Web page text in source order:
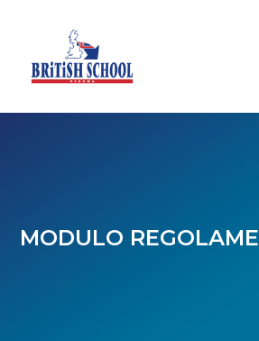
MODULO